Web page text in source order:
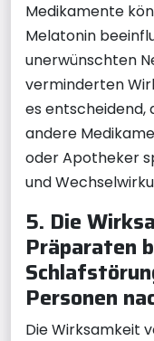
Medikamente
Melatonin
unerwünschten
verminderten
es entscheidend,
andere
oder Apotheker
und
5. Die
Präparaten
Personen
Die Wirksamkeit